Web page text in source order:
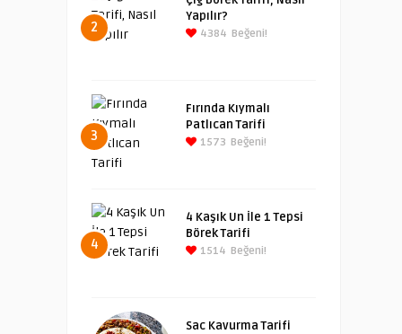
2
Yapılır?
4384 Beğeni!
3
Fırında Kıymalı
Patlıcan Tarifi
1573 Beğeni!
4
4 Kaşık Un İle 1 Tepsi
Börek Tarifi
1514 Beğeni!
Sac Kavurma Tarifi